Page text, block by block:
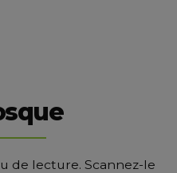
de lecture. Scannez-le